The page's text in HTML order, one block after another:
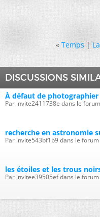
« Temps|
DISCUSSIONS
À défaut de
Par invite2411738e dans le
recherche en astronomie
Par invite543bf1b9 dans le
les étoiles et les trous
Par invitee39505ef dans le